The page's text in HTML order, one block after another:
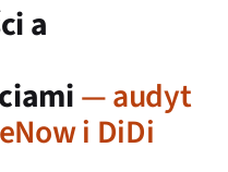
a
— audyt
i DiDi